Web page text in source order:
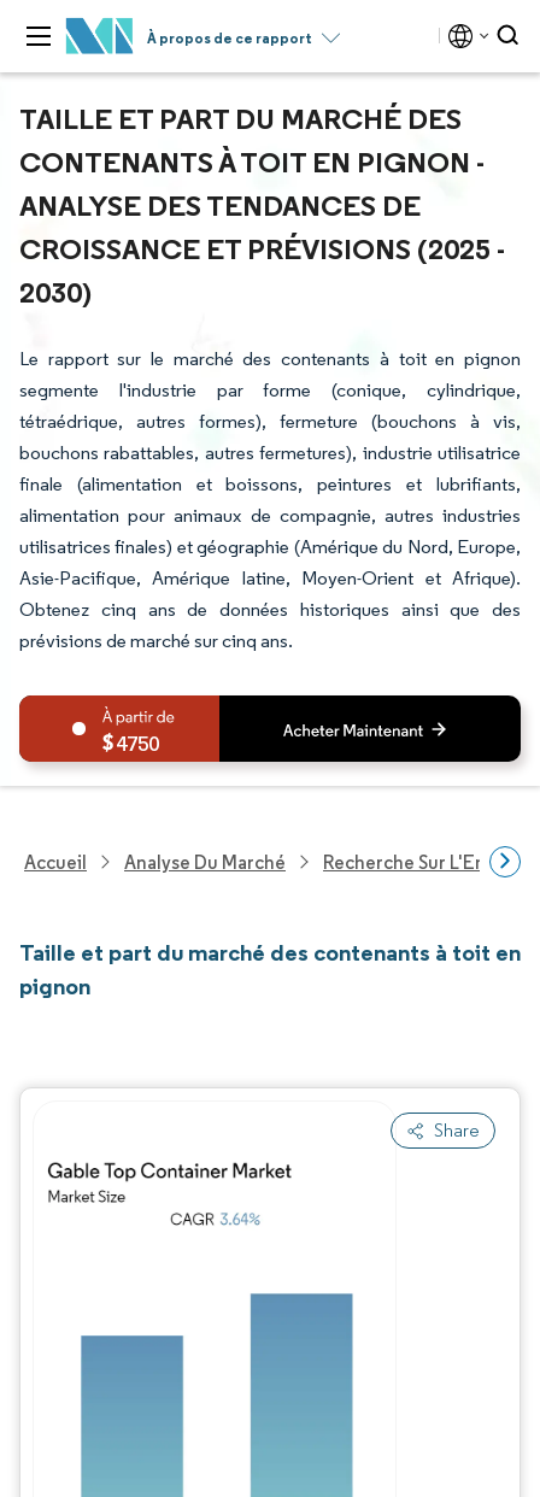
À propos de ce rapport
TAILLE ET PART DU MARCHÉ DES
CONTENANTS À TOIT EN PIGNON -
ANALYSE DES TENDANCES DE
CROISSANCE ET PRÉVISIONS (2025 -
2030)
Le rapport sur le marché des contenants à toit en pignon
segmente l'industrie par forme (conique, cylindrique,
tétraédrique, autres formes), fermeture (bouchons à vis,
bouchons rabattables, autres fermetures), industrie utilisatrice
finale (alimentation et boissons, peintures et lubrifiants,
alimentation pour animaux de compagnie, autres industries
utilisatrices finales) et géographie (Amérique du Nord, Europe,
Asie-Pacifique, Amérique latine, Moyen-Orient et Afrique).
Obtenez cinq ans de données historiques ainsi que des
prévisions de marché sur cinq ans.
4750
Accueil Analyse Du Marché Recherche Sur
Taille et part du marché des contenants à toit en
pignon
Share